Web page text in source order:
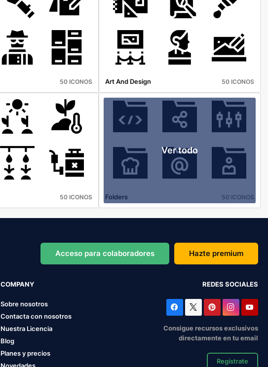
50 ICONOS Art And Design 50 ICONOS
50 ICONOS
Ver todo
Folders 50 ICONOS
Acceso para colaboradores Hazte premium
COMPANY
Sobre nosotros
Contacta con nosotros
Nuestra Licencia
Blog
Planes y precios
REDES SOCIALES
Consigue recursos exclusivos
directamente en tu email
Regístrate